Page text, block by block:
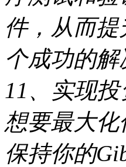
件，从而
个成功的解
11、实现
想要最大化
保持你的